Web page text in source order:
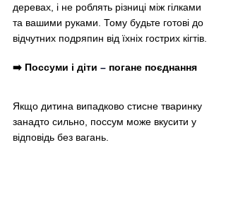
деревах, і не роблять різниці між гілками
та вашими руками. Тому будьте готові до
відчутних подряпин від їхніх гострих кігтів.
➡️ Поссуми і діти – погане поєднання
Якщо дитина випадково стисне тваринку
занадто сильно, поссум може вкусити у
відповідь без вагань.